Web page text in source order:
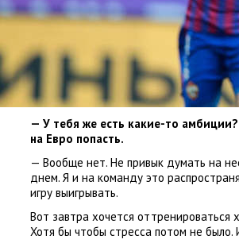
— У тебя же есть какие-то
на Евро попасть.
— Вообще нет. Не привык думать на
днем. Я и на команду это
игру выигрывать.
Вот завтра хочется
Хотя бы чтобы стресса потом не было.